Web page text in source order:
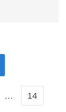
… 14